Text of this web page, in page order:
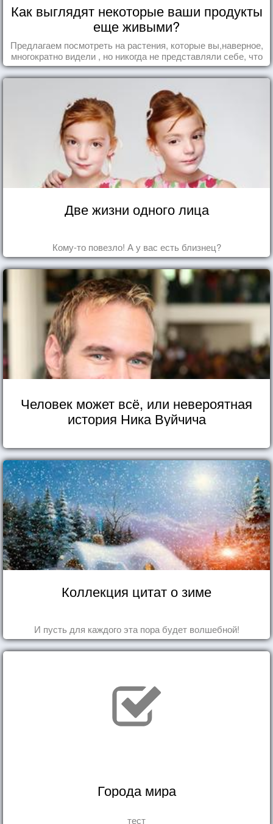
Как выглядят некоторые ваши продукты
еще живыми?
Предлагаем посмотреть на растения, которые вы,наверное,
многократно видели , но никогда не представляли себе, что
употребляете их в пищу.
Две жизни одного лица
Кому-то повезло! А у вас есть близнец?
Человек может всё, или невероятная
история Ника Вуйчича
Коллекция цитат о зиме
И пусть для каждого эта пора будет волшебной!
Города мира
тест